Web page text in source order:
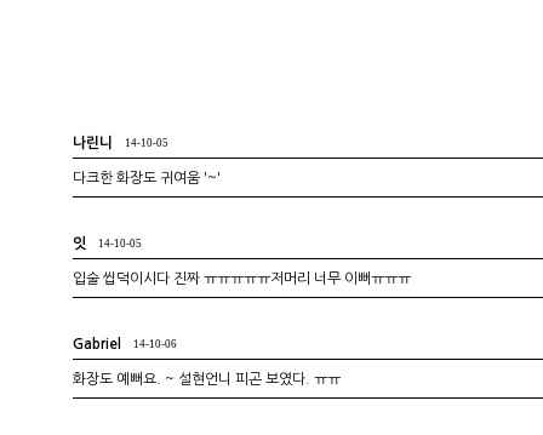
나린니 14-10-05
다크한 화장도 귀여움 '~'
잇 14-10-05
입술 씹덕이시다 진짜 ㅠㅠㅠㅠㅠ저머리 너무 이뻐ㅠㅠㅠ
Gabriel 14-10-06
화장도 예뻐요. ~ 설현언니 피곤 보였다. ㅠㅠ